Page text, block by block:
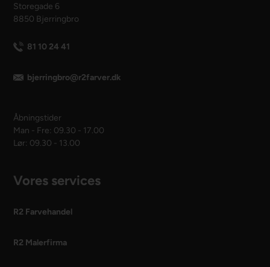
Storegade 6
8850 Bjerringbro
81 10 24 41
bjerringbro@r2farver.dk
Åbningstider
Man - Fre: 09.30 - 17.00
Lør: 09.30 - 13.00
Vores services
R2 Farvehandel
R2 Malerfirma